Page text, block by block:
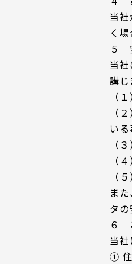
当
く場
５
当
講じ
（
（
い
（
（
（
ま
タ
６
当
①